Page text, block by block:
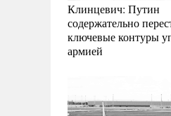
Клинцевич: Путин
содержательно
ключевые контуры
армией